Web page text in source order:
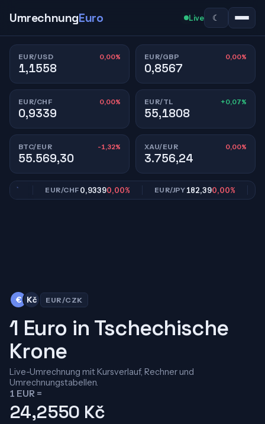
UmrechnungEuro Live ☾
EUR/USD 0,00%
1,1558
EUR/GBP 0,00%
0,8567
EUR/CHF 0,00%
0,9339
EUR/TL +0,07%
55,1808
BTC/EUR -1,32%
55.569,30
XAU/EUR 0,00%
3.756,24
EUR/CHF0,93390,00% EUR/JPY182,390,00%
€ Kč EUR/CZK
1 Euro in Tschechische
Krone
Live-Umrechnung mit Kursverlauf, Rechner und
Umrechnungstabellen.
1 EUR =
24,2550 Kč